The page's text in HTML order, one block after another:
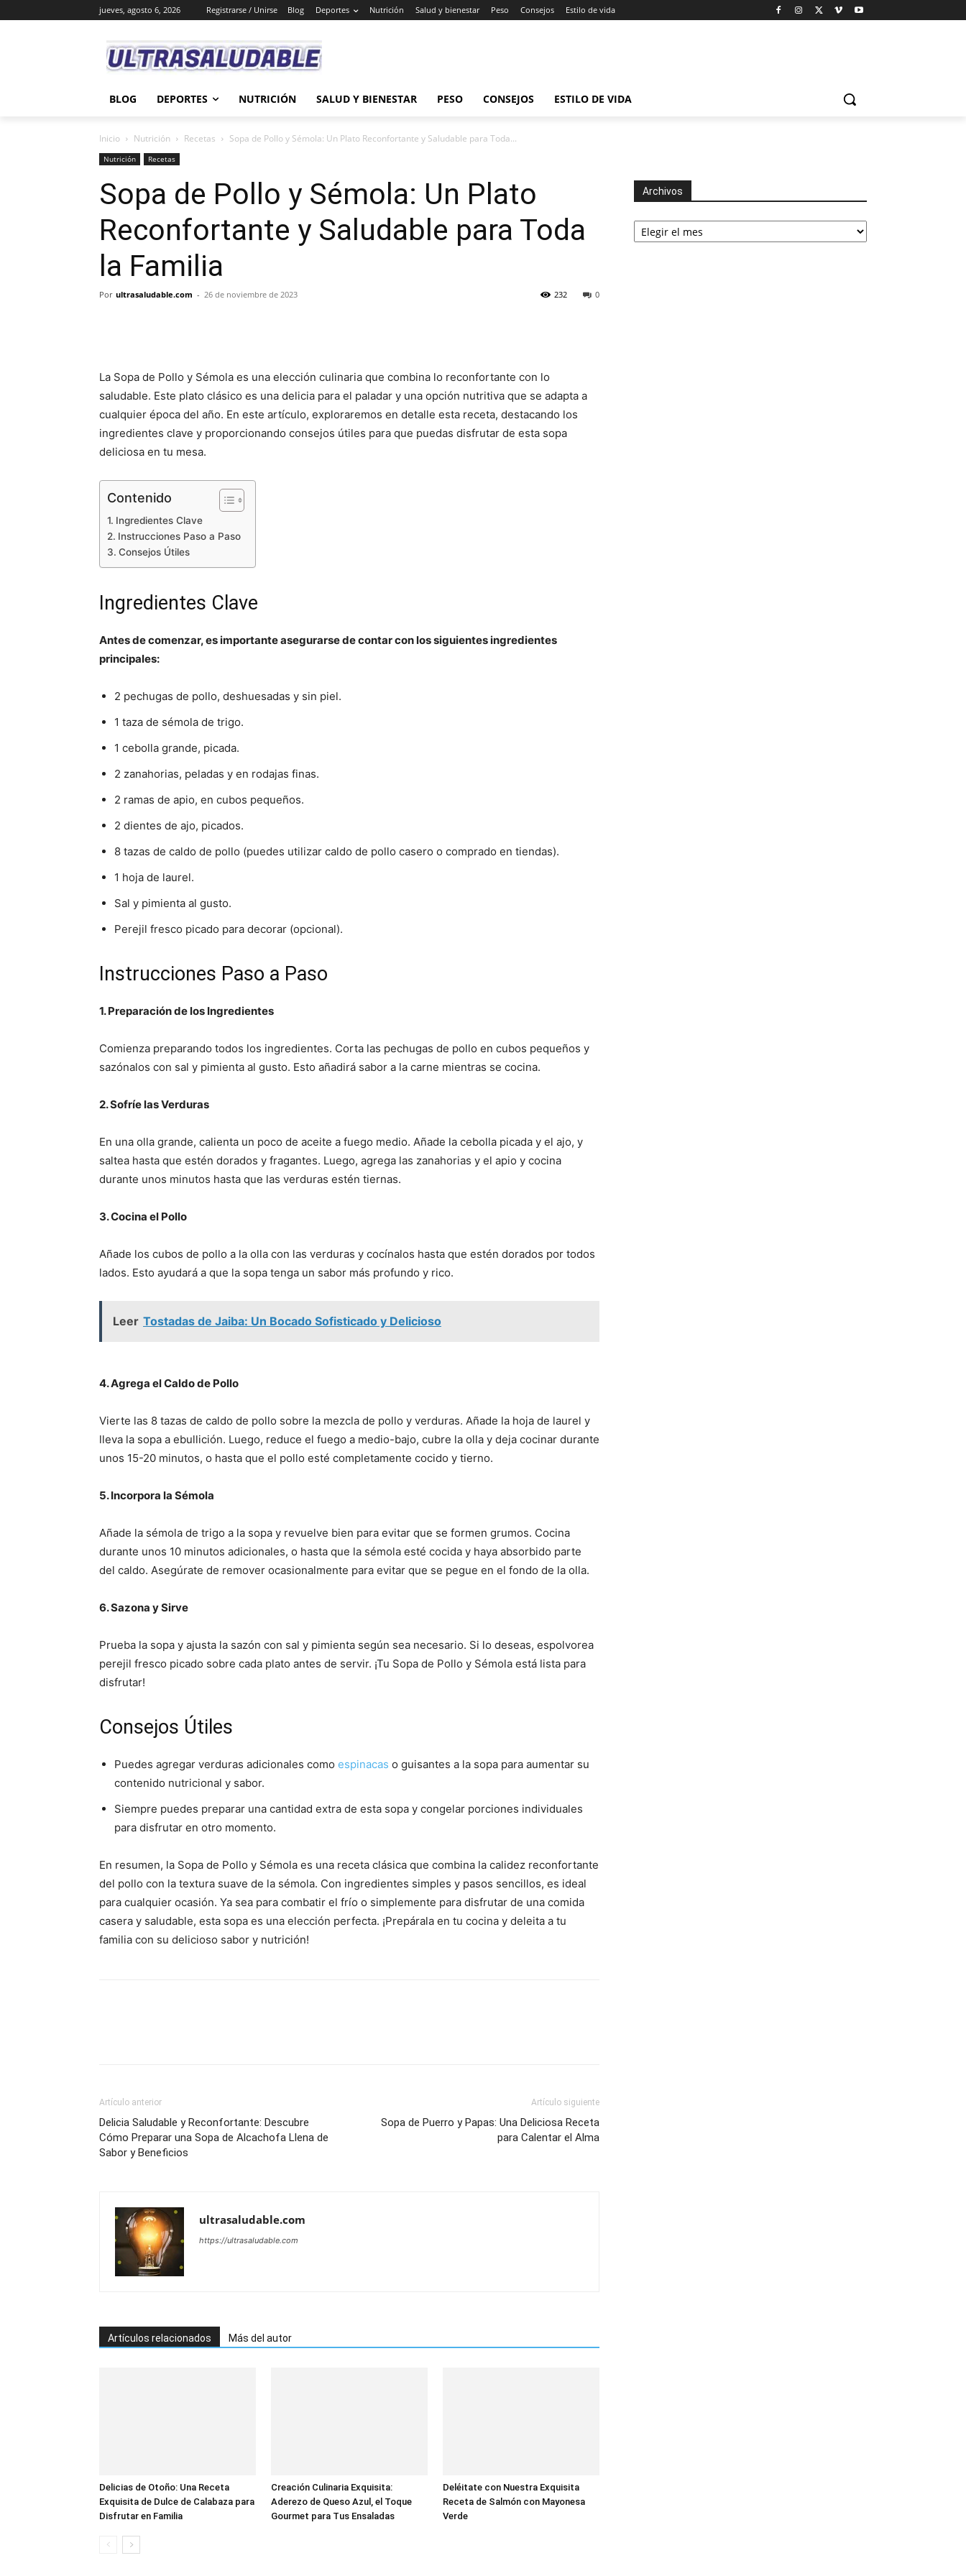
jueves, agosto 6, 2026 Registrarse / Unirse Blog Deportes Nutrición Salud y bienestar Peso Consejos Estilo de vida
BLOG DEPORTES NUTRICIÓN SALUD Y BIENESTAR PESO CONSEJOS ESTILO DE VIDA
Inicio Nutrición Recetas Sopa de Pollo y Sémola: Un Plato Reconfortante y Saludable para Toda...
Nutrición Recetas
Sopa de Pollo y Sémola: Un Plato
Reconfortante y Saludable para Toda
la Familia
Por ultrasaludable.com - 26 de noviembre de 2023 0
232
La Sopa de Pollo y Sémola es una elección culinaria que combina lo reconfortante con lo
saludable. Este plato clásico es una delicia para el paladar y una opción nutritiva que se adapta a
cualquier época del año. En este artículo, exploraremos en detalle esta receta, destacando los
ingredientes clave y proporcionando consejos útiles para que puedas disfrutar de esta sopa
deliciosa en tu mesa.
Contenido
Ingredientes Clave
Instrucciones Paso a Paso
Consejos Útiles
Ingredientes Clave
Antes de comenzar, es importante asegurarse de contar con los siguientes ingredientes
principales:
2 pechugas de pollo, deshuesadas y sin piel.
1 taza de sémola de trigo.
1 cebolla grande, picada.
2 zanahorias, peladas y en rodajas finas.
2 ramas de apio, en cubos pequeños.
2 dientes de ajo, picados.
8 tazas de caldo de pollo (puedes utilizar caldo de pollo casero o comprado en tiendas).
1 hoja de laurel.
Sal y pimienta al gusto.
Perejil fresco picado para decorar (opcional).
Instrucciones Paso a Paso
1. Preparación de los Ingredientes
Comienza preparando todos los ingredientes. Corta las pechugas de pollo en cubos pequeños y
sazónalos con sal y pimienta al gusto. Esto añadirá sabor a la carne mientras se cocina.
2. Sofríe las Verduras
En una olla grande, calienta un poco de aceite a fuego medio. Añade la cebolla picada y el ajo, y
saltea hasta que estén dorados y fragantes. Luego, agrega las zanahorias y el apio y cocina
durante unos minutos hasta que las verduras estén tiernas.
3. Cocina el Pollo
Añade los cubos de pollo a la olla con las verduras y cocínalos hasta que estén dorados por todos
lados. Esto ayudará a que la sopa tenga un sabor más profundo y rico.
Leer Tostadas de Jaiba: Un Bocado Sofisticado y Delicioso
4. Agrega el Caldo de Pollo
Vierte las 8 tazas de caldo de pollo sobre la mezcla de pollo y verduras. Añade la hoja de laurel y
lleva la sopa a ebullición. Luego, reduce el fuego a medio-bajo, cubre la olla y deja cocinar durante
unos 15-20 minutos, o hasta que el pollo esté completamente cocido y tierno.
5. Incorpora la Sémola
Añade la sémola de trigo a la sopa y revuelve bien para evitar que se formen grumos. Cocina
durante unos 10 minutos adicionales, o hasta que la sémola esté cocida y haya absorbido parte
del caldo. Asegúrate de remover ocasionalmente para evitar que se pegue en el fondo de la olla.
6. Sazona y Sirve
Prueba la sopa y ajusta la sazón con sal y pimienta según sea necesario. Si lo deseas, espolvorea
perejil fresco picado sobre cada plato antes de servir. ¡Tu Sopa de Pollo y Sémola está lista para
disfrutar!
Consejos Útiles
Puedes agregar verduras adicionales como espinacas o guisantes a la sopa para aumentar su
contenido nutricional y sabor.
Siempre puedes preparar una cantidad extra de esta sopa y congelar porciones individuales
para disfrutar en otro momento.
En resumen, la Sopa de Pollo y Sémola es una receta clásica que combina la calidez reconfortante
del pollo con la textura suave de la sémola. Con ingredientes simples y pasos sencillos, es ideal
para cualquier ocasión. Ya sea para combatir el frío o simplemente para disfrutar de una comida
casera y saludable, esta sopa es una elección perfecta. ¡Prepárala en tu cocina y deleita a tu
familia con su delicioso sabor y nutrición!
Artículo anterior
Delicia Saludable y Reconfortante: Descubre
Cómo Preparar una Sopa de Alcachofa Llena de
Sabor y Beneficios
Artículo siguiente
Sopa de Puerro y Papas: Una Deliciosa Receta
para Calentar el Alma
ultrasaludable.com
https://ultrasaludable.com
Artículos relacionados Más del autor
Delicias de Otoño: Una Receta
Exquisita de Dulce de Calabaza para
Disfrutar en Familia
Creación Culinaria Exquisita:
Aderezo de Queso Azul, el Toque
Gourmet para Tus Ensaladas
Deléitate con Nuestra Exquisita
Receta de Salmón con Mayonesa
Verde
Archivos
Archivos